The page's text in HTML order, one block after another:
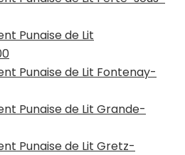
Punaise de Lit
Punaise de Lit Fontenay-
Punaise de Lit Grande-
Punaise de Lit Gretz-